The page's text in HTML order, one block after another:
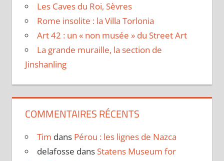
Les Caves du Roi, Sèvres
Rome insolite : la Villa Torlonia
Art 42 : un « non musée » du Street Art
La grande muraille, la section de
Jinshanling
COMMENTAIRES RÉCENTS
Tim dans Pérou : les lignes de Nazca
delafosse dans Statens Museum for